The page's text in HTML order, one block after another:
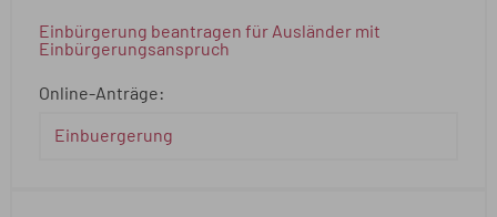
Einbürgerung beantragen für Ausländer mit
Einbürgerungsanspruch
Online-Anträge:
Einbuergerung